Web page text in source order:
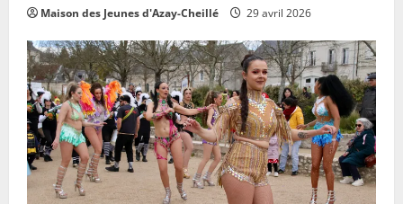
Maison des Jeunes d'Azay-Cheillé 29 avril 2026